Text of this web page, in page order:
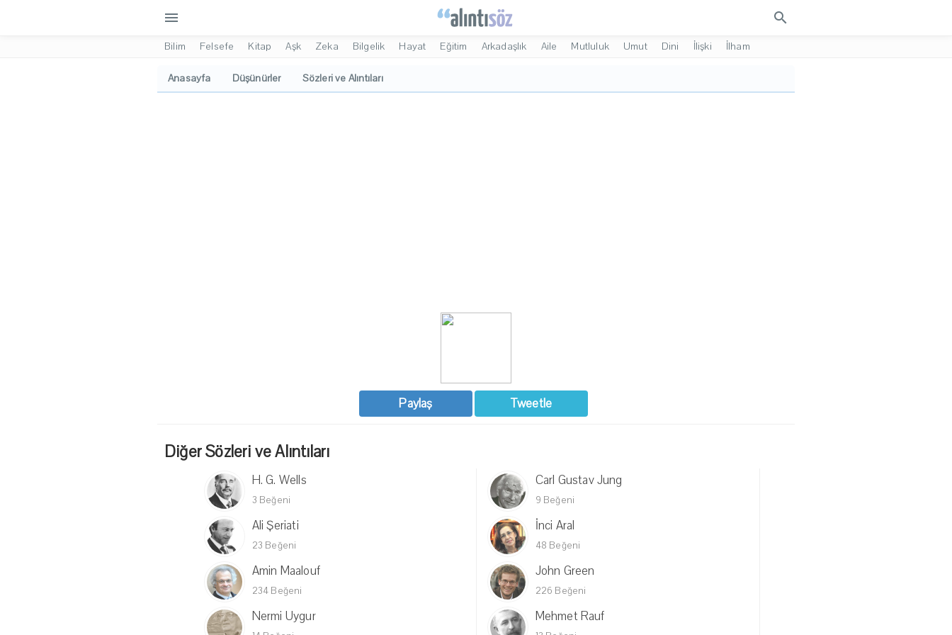
menu search
Bilim Felsefe Kitap Aşk Zeka Bilgelik Hayat Eğitim Arkadaşlık Aile Mutluluk Umut Dini İlişki İlham
Anasayfa Düşünürler Sözleri ve Alıntıları
Paylaş Tweetle
Diğer Sözleri ve Alıntıları
H. G. Wells
3 Beğeni
Carl Gustav Jung
9 Beğeni
Ali Şeriati
23 Beğeni
İnci Aral
48 Beğeni
Amin Maalouf
234 Beğeni
John Green
226 Beğeni
Nermi Uygur Mehmet Rauf